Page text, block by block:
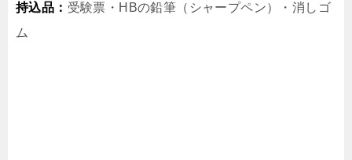
持込品： 受験票・HBの鉛筆（シャープペン）・消しゴ
ム